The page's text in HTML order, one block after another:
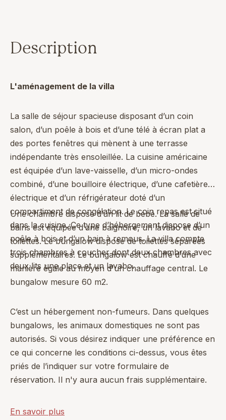
Description
L'aménagement de la villa
La salle de séjour spacieuse disposant d’un coin
salon, d’un poêle à bois et d’une télé à écran plat a
des portes fenêtres qui mènent à une terrasse
indépendante très ensoleillée. La cuisine américaine
est équipée d’un lave-vaisselle, d’un micro-ondes
combiné, d’une bouilloire électrique, d’une cafetière
électrique et d’un réfrigérateur doté d’un
compartiment de congélation. Le coin repas est situé
dans la cuisine. Ce type d’hébergement dispose d’un
poêle à bois et d’un bain à remous. La villa compte
trois chambres à coucher dont deux chambres avec
deux lits une place et un lavabo.
Une chambre dispose d’un lit de bébé. La salle de
bains est équipée d’une baignoire, un lavabo et de
toilettes. Le bungalow dispose de toilettes séparées
supplémentaires. Le bungalow est chauffé d’une
manière égale au moyen d'un chauffage central. Le
bungalow mesure 60 m2.
C’est un hébergement non-fumeurs. Dans quelques
bungalows, les animaux domestiques ne sont pas
autorisés. Si vous désirez indiquer une préférence en
ce qui concerne les conditions ci-dessus, vous êtes
priés de l’indiquer sur votre formulaire de
réservation. Il n'y aura aucun frais supplémentaire.
En savoir plus